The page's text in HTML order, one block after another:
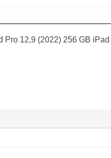
Pro 12,9 (2022) 256 GB iPad